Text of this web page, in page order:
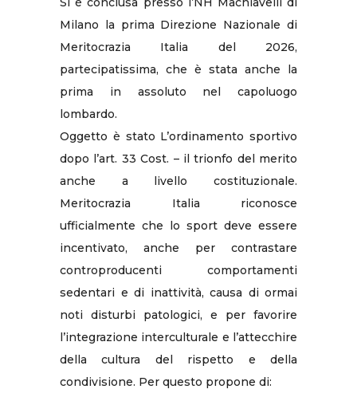
Milano la prima Direzione Nazionale di
Meritocrazia Italia del 2026,
partecipatissima, che è stata anche la
prima in assoluto nel capoluogo
lombardo.
Oggetto è stato L’ordinamento sportivo
dopo l’art. 33 Cost. – il trionfo del merito
anche a livello costituzionale.
Meritocrazia Italia riconosce
ufficialmente che lo sport deve essere
incentivato, anche per contrastare
controproducenti comportamenti
sedentari e di inattività, causa di ormai
noti disturbi patologici, e per favorire
l’integrazione interculturale e l’attecchire
della cultura del rispetto e della
condivisione. Per questo propone di: